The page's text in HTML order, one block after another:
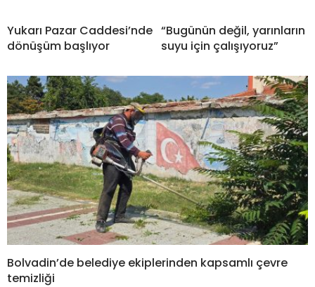
Yukarı Pazar Caddesi’nde
dönüşüm başlıyor
“Bugünün değil, yarınların
suyu için çalışıyoruz”
Bolvadin’de belediye ekiplerinden kapsamlı çevre
temizliği